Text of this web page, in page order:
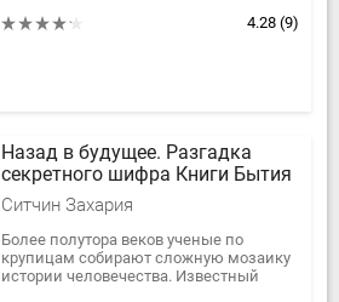
основного и самого...
4.28 (9)
Назад в будущее. Разгадка
секретного шифра Книги Бытия
Ситчин Захария
Более полутора веков ученые по
крупицам собирают сложную мозаику
истории человечества. Известный